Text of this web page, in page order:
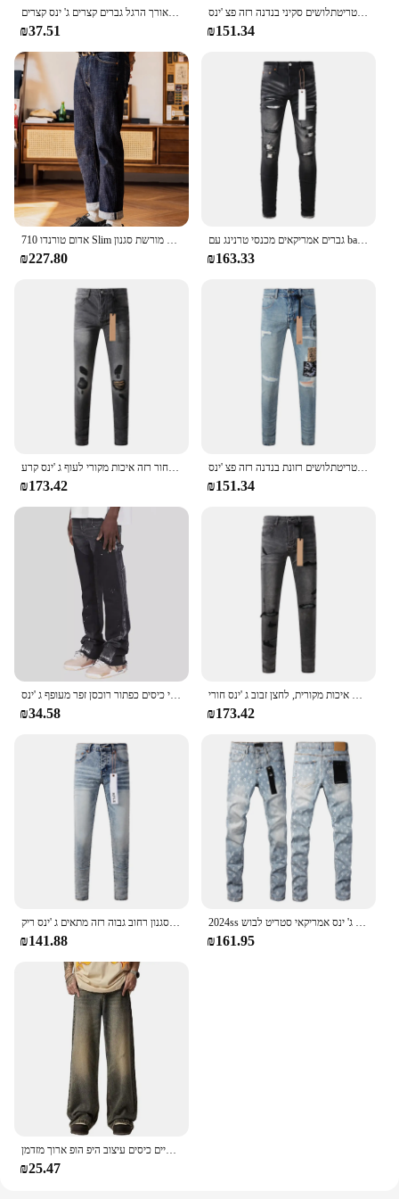
מכנסי ג 'ינס חורי קרבים בקיץ כיס רוכסן כפתור רוכסן לטוס ברך ישרה אורך הרגל גברים קצרים ג' ינס קצרים
₪37.51
החדשים החדשים של גברים לעוף כחול דהוי כחול במצוקה אופנה בסגנון אמריקאי סגנון סטריטתלושים סקיני בנדנה רזה פצ 'ינס
₪151.34
אדום טורנדו 710 Slim ישר ג 'ינס כפתור לטוס מורשת סגנון Selvedge ינס מכנסיים
₪227.80
גברים אמריקאים מכנסי טרנינג עם bandanna patchwork חורים כפתור לעוף ג 'ינס קרועים
₪163.33
₪173.42
החדשים נכנסים כפתור לגברים לעוף אור אינדיגו לבוש בסגנון אמריקאי בסגנון סטריטתלושים רזונת בנדנה רזה פצ 'ינס
₪151.34
₪34.58 ₪173.42
₪141.88 ₪161.95
₪25.47